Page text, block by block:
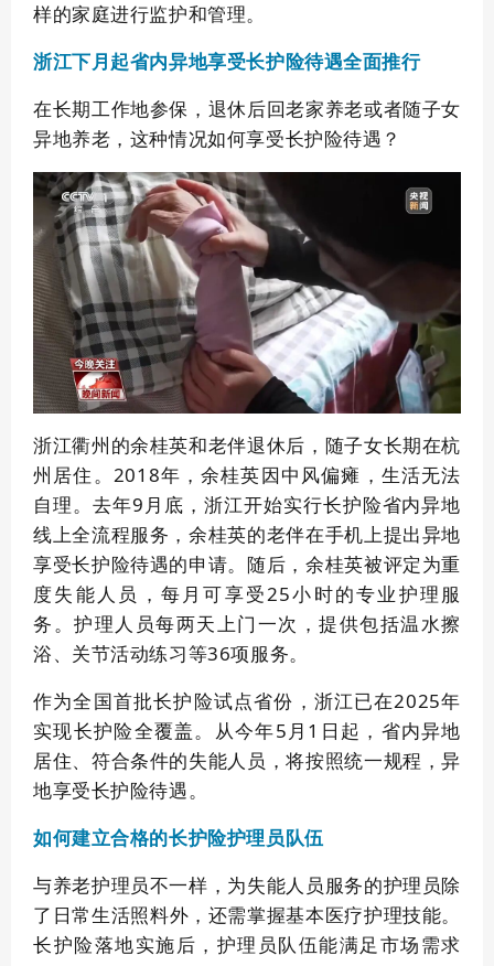
样的家庭进行监护和管理。
浙江下月起省内异地享受长护险待遇全面推行
在长期工作地参保，退休后回老家养老或者随子女
异地养老，这种情况如何享受长护险待遇？
浙江衢州的余桂英和老伴退休后，随子女长期在杭
州居住。2018年，余桂英因中风偏瘫，生活无法
自理。去年9月底，浙江开始实行长护险省内异地
线上全流程服务，余桂英的老伴在手机上提出异地
享受长护险待遇的申请。随后，余桂英被评定为重
度失能人员，每月可享受25小时的专业护理服
务。护理人员每两天上门一次，提供包括温水擦
浴、关节活动练习等36项服务。
作为全国首批长护险试点省份，浙江已在2025年
实现长护险全覆盖。从今年5月1日起，省内异地
居住、符合条件的失能人员，将按照统一规程，异
地享受长护险待遇。
如何建立合格的长护险护理员队伍
与养老护理员不一样，为失能人员服务的护理员除
了日常生活照料‌‌外，还需掌握基本医疗护理技能。
长护险落地实施后，护理员队伍能满足市场需求